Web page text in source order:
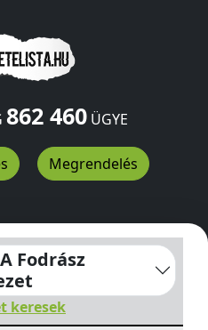
862 460ÜGYE
Megrendelés
Veres Péter u 99
Fodrász
keresek